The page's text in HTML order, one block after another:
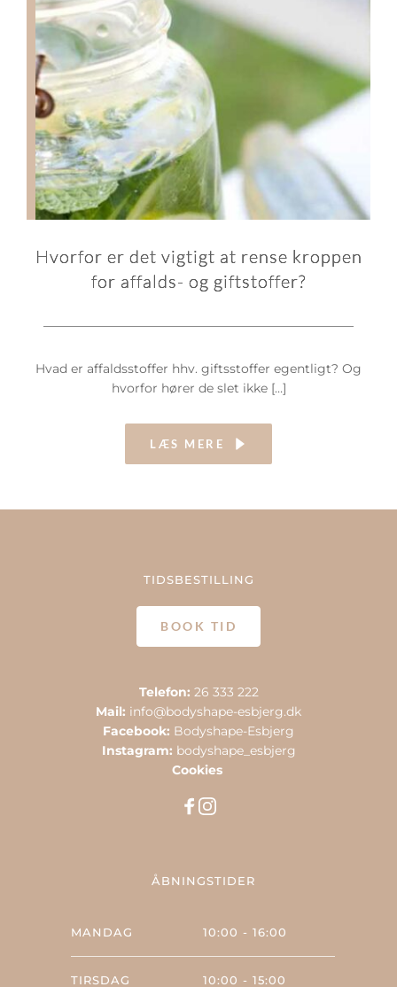
Hvorfor er det vigtigt at rense kroppen
for affalds- og giftstoffer?
Hvad er affaldsstoffer hhv. giftsstoffer egentligt? Og
hvorfor hører de slet ikke […]
LÆS MERE
TIDSBESTILLING
BOOK TID
Telefon: 26 333 222
Mail: info@bodyshape-esbjerg.dk
Facebook: Bodyshape-Esbjerg
Instagram: bodyshape_esbjerg
Cookies
ÅBNINGSTIDER
MANDAG 10:00 - 16:00
TIRSDAG 10:00 - 15:00